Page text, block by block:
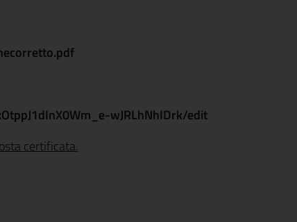
wJRLhNhIDrk/edit
certificata.